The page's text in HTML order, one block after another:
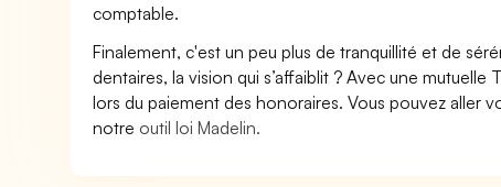
comptable.
Finalement, c'est un peu plus de tranquillité et de
dentaires, la vision qui s’affaiblit ? Avec une
lors du paiement des honoraires. Vous pouvez aller
notre outil loi Madelin.